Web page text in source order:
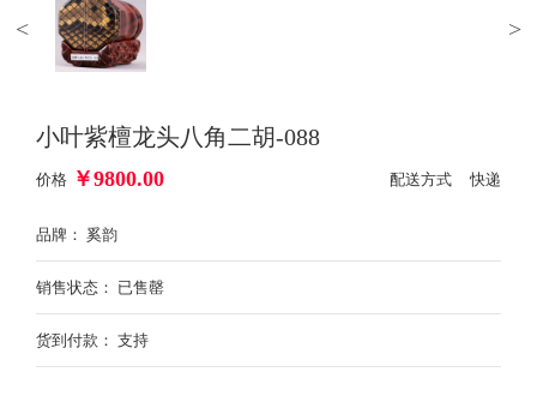
< >
小叶紫檀龙头八角二胡-088
价格 ￥9800.00 配送方式 快递
品牌： 奚韵
销售状态： 已售罄
货到付款： 支持